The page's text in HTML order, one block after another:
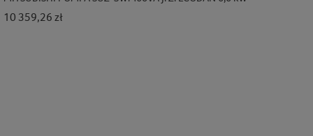
10 359,26 złCena